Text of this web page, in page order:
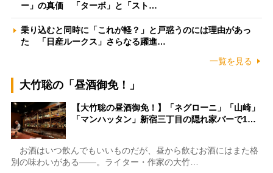
ー」の真価 「ターボ」と「スト…
乗り込むと同時に「これが軽？」と戸惑うのには理由があっ
た 「日産ルークス」さらなる躍進…
一覧を見る
大竹聡の「昼酒御免！」
【大竹聡の昼酒御免！】「ネグローニ」「山崎」
「マンハッタン」新宿三丁目の隠れ家バーで1…
お酒はいつ飲んでもいいものだが、昼から飲むお酒にはまた格
別の味わいがある――。ライター・作家の大竹…